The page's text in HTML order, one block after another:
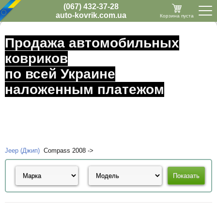
(067) 432-37-28
auto-kovrik.com.ua
Корзина пуста
Продажа автомобильных
ковриков
по всей Украине
наложенным платежом
Jeep (Джип) Compass 2008 ->